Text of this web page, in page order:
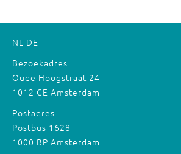
NL DE
Bezoekadres
Oude Hoogstraat 24
1012 CE Amsterdam
Postadres
Postbus 1628
1000 BP Amsterdam